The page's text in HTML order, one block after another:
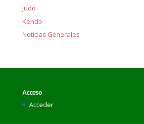
Judo
Kendo
Noticias Generales
Acceso
Acceder